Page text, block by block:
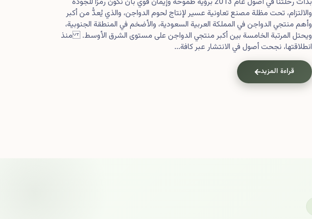
والالتزام، تحت مظلة مصنع تعاونية عسير لإنتاج لحوم الدواجن، والذي يُعدُّ من أكبر
وأهم منتجي الدواجن في المملكة العربية السعودية، والأضخم في المنطقة الجنوبية،
ويحتل المرتبة الخامسة بين أكبر منتجي الدواجن على مستوى الشرق الأوسط. منذ
انطلاقتها، نجحت أصول في الانتشار عبر كافة...
قراءة المزيد